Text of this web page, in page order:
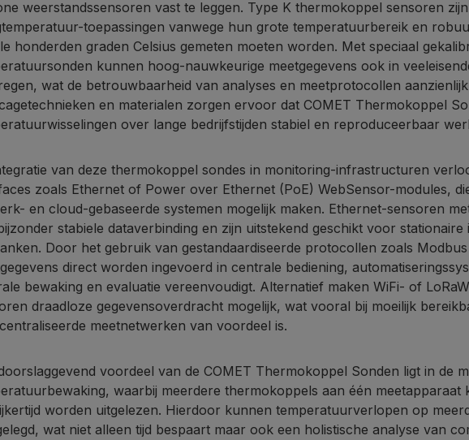
weerstandssensoren vast te leggen. Type K thermokoppel sensoren
toepassingen vanwege hun grote temperatuurbereik en
honderden graden Celsius gemeten moeten worden. Met speciaal
kunnen hoog-nauwkeurige meetgegevens ook in
wat de betrouwbaarheid van analyses en meetprotocollen
en materialen zorgen ervoor dat COMET Thermokoppel
over lange bedrijfstijden stabiel en reproduceerbaar
van deze thermokoppel sondes in monitoring-infrastructuren
zoals Ethernet of Power over Ethernet (PoE) WebSensor-modules,
en cloud-gebaseerde systemen mogelijk maken. Ethernet-sensoren
stabiele dataverbinding en zijn uitstekend geschikt voor
Door het gebruik van gestandaardiseerde protocollen zoals
direct worden ingevoerd in centrale bediening,
bewaking en evaluatie vereenvoudigt. Alternatief maken WiFi- of
draadloze gegevensoverdracht mogelijk, wat vooral bij moeilijk
meetnetwerken van voordeel is.
voordeel van de COMET Thermokoppel Sonden ligt in de
waarbij meerdere thermokoppels aan één meetapparaat
worden uitgelezen. Hierdoor kunnen temperatuurverlopen op
wat niet alleen tijd bespaart maar ook een holistische analyse van